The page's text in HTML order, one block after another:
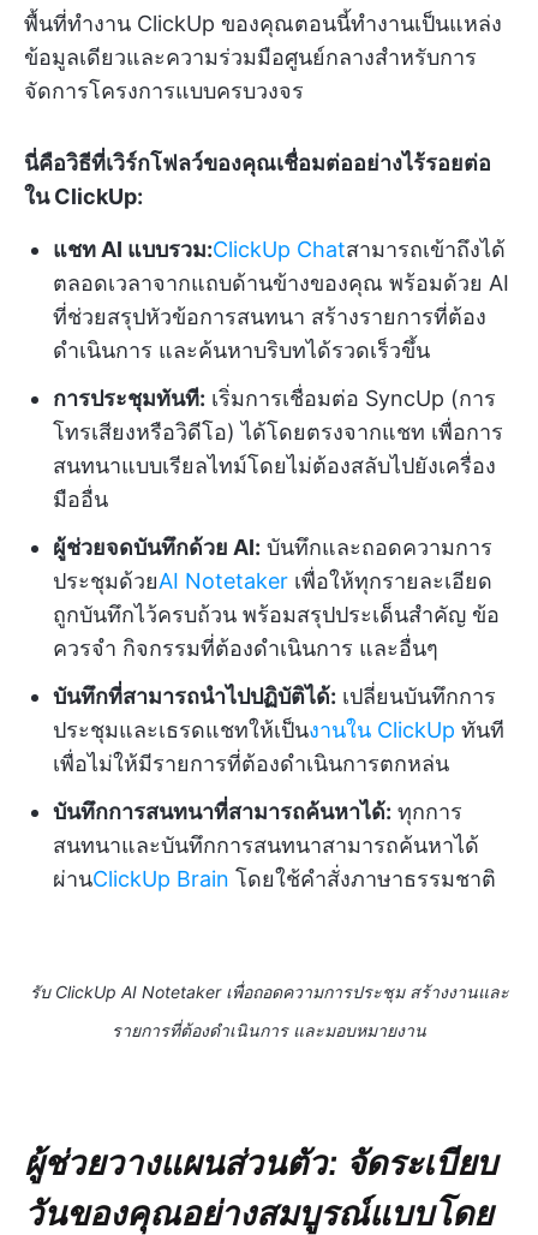
พื้นที่ทำงาน ClickUp ของคุณตอนนี้ทำงานเป็นแหล่ง
ข้อมูลเดียวและความร่วมมือศูนย์กลางสำหรับการ
จัดการโครงการแบบครบวงจร
นี่คือวิธีที่เวิร์กโฟลว์ของคุณเชื่อมต่ออย่างไร้รอยต่อ
ใน ClickUp:
แชท AI แบบรวม:ClickUp Chatสามารถเข้าถึงได้
ตลอดเวลาจากแถบด้านข้างของคุณ พร้อมด้วย AI
ที่ช่วยสรุปหัวข้อการสนทนา สร้างรายการที่ต้อง
ดำเนินการ และค้นหาบริบทได้รวดเร็วขึ้น
การประชุมทันที: เริ่มการเชื่อมต่อ SyncUp (การ
โทรเสียงหรือวิดีโอ) ได้โดยตรงจากแชท เพื่อการ
สนทนาแบบเรียลไทม์โดยไม่ต้องสลับไปยังเครื่อง
มืออื่น
ผู้ช่วยจดบันทึกด้วย AI: บันทึกและถอดความการ
ประชุมด้วยAI Notetaker เพื่อให้ทุกรายละเอียด
ถูกบันทึกไว้ครบถ้วน พร้อมสรุปประเด็นสำคัญ ข้อ
ควรจำ กิจกรรมที่ต้องดำเนินการ และอื่นๆ
บันทึกที่สามารถนำไปปฏิบัติได้: เปลี่ยนบันทึกการ
ประชุมและเธรดแชทให้เป็นงานใน ClickUp ทันที
เพื่อไม่ให้มีรายการที่ต้องดำเนินการตกหล่น
บันทึกการสนทนาที่สามารถค้นหาได้: ทุกการ
สนทนาและบันทึกการสนทนาสามารถค้นหาได้
ผ่านClickUp Brain โดยใช้คำสั่งภาษาธรรมชาติ
รับ ClickUp AI Notetaker เพื่อถอดความการประชุม สร้างงานและ
รายการที่ต้องดำเนินการ และมอบหมายงาน
ผู้ช่วยวางแผนส่วนตัว: จัดระเบียบ
วันของคุณอย่างสมบูรณ์แบบโดย